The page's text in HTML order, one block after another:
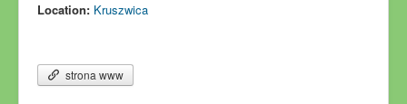
Location: Kruszwica
strona www